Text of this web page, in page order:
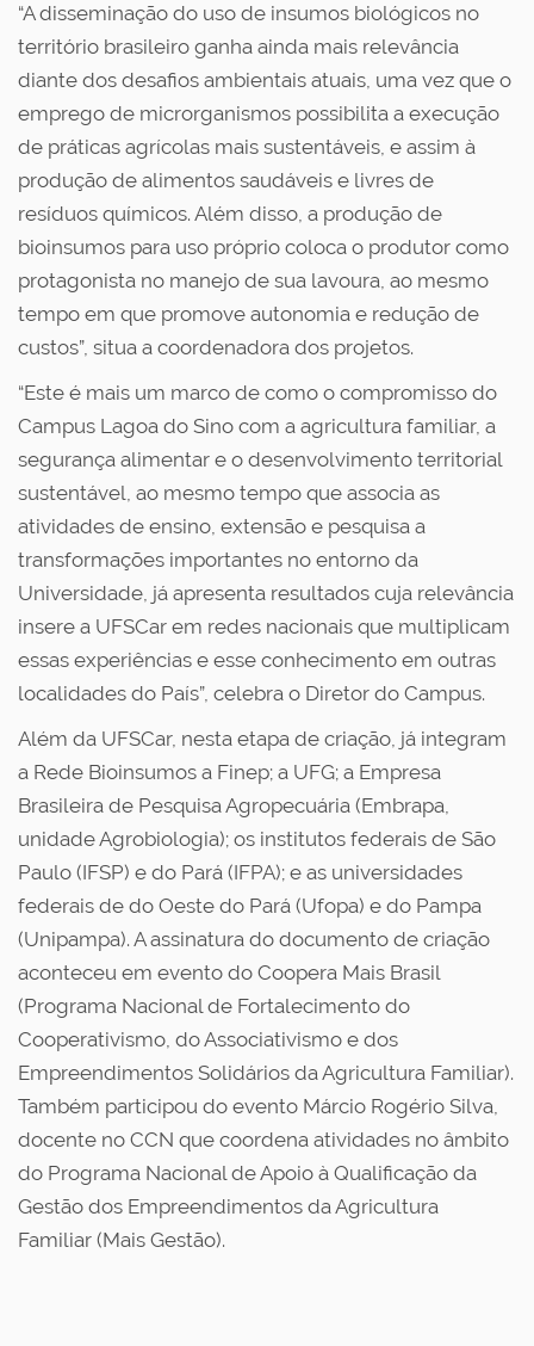
“A disseminação do uso de insumos biológicos no
território brasileiro ganha ainda mais relevância
diante dos desafios ambientais atuais, uma vez que o
emprego de microrganismos possibilita a execução
de práticas agrícolas mais sustentáveis, e assim à
produção de alimentos saudáveis e livres de
resíduos químicos. Além disso, a produção de
bioinsumos para uso próprio coloca o produtor como
protagonista no manejo de sua lavoura, ao mesmo
tempo em que promove autonomia e redução de
custos”, situa a coordenadora dos projetos.
“Este é mais um marco de como o compromisso do
Campus Lagoa do Sino com a agricultura familiar, a
segurança alimentar e o desenvolvimento territorial
sustentável, ao mesmo tempo que associa as
atividades de ensino, extensão e pesquisa a
transformações importantes no entorno da
Universidade, já apresenta resultados cuja relevância
insere a UFSCar em redes nacionais que multiplicam
essas experiências e esse conhecimento em outras
localidades do País”, celebra o Diretor do Campus.
Além da UFSCar, nesta etapa de criação, já integram
a Rede Bioinsumos a Finep; a UFG; a Empresa
Brasileira de Pesquisa Agropecuária (Embrapa,
unidade Agrobiologia); os institutos federais de São
Paulo (IFSP) e do Pará (IFPA); e as universidades
federais de do Oeste do Pará (Ufopa) e do Pampa
(Unipampa). A assinatura do documento de criação
aconteceu em evento do Coopera Mais Brasil
(Programa Nacional de Fortalecimento do
Cooperativismo, do Associativismo e dos
Empreendimentos Solidários da Agricultura Familiar).
Também participou do evento Márcio Rogério Silva,
docente no CCN que coordena atividades no âmbito
do Programa Nacional de Apoio à Qualificação da
Gestão dos Empreendimentos da Agricultura
Familiar (Mais Gestão).